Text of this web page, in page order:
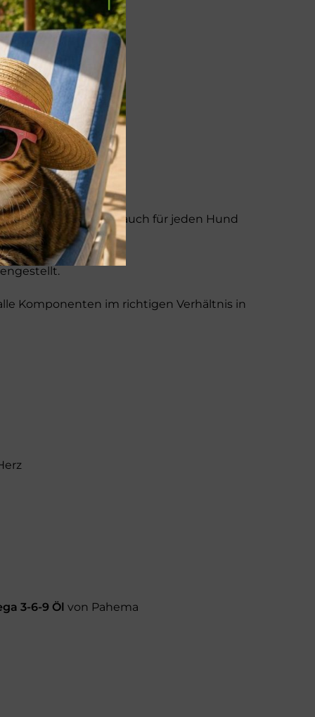
zusammengestellt!
sein, damit der Mix auch für jeden Hund
Komponenten im richtigen Verhältnis in
3-6-9 Öl von Pahema